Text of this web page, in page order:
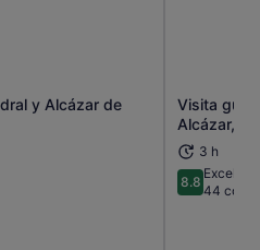
y Alcázar de
abre en una pestaña nueva
Visita
Alcázar, la
3 h
8.88.8 sobre
44